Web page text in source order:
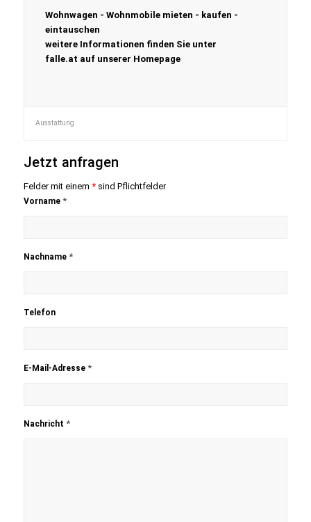
Wohnwagen - Wohnmobile mieten - kaufen -
eintauschen
weitere Informationen finden Sie unter
falle.at auf unserer Homepage
Ausstattung
Jetzt anfragen
Felder mit einem *sind Pflichtfelder
Vorname *
Nachname *
Telefon
E-Mail-Adresse *
Nachricht *